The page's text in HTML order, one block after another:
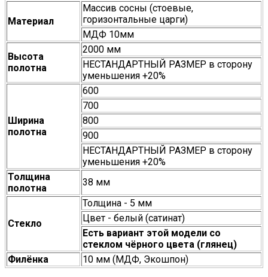
Материал
Массив сосны (стоевые,
горизонтальные царги)
МДФ 10мм
Высота
полотна
2000 мм
НЕСТАНДАРТНЫЙ РАЗМЕР в сторону
уменьшения +20%
Ширина
полотна
600
700
800
900
НЕСТАНДАРТНЫЙ РАЗМЕР в сторону
уменьшения +20%
Толщина
полотна
38 мм
Стекло
Толщина - 5 мм
Цвет - белый (сатинат)
Есть вариант этой модели со
стеклом чёрного цвета (глянец)
Филёнка
10 мм (МДФ, Экошпон)